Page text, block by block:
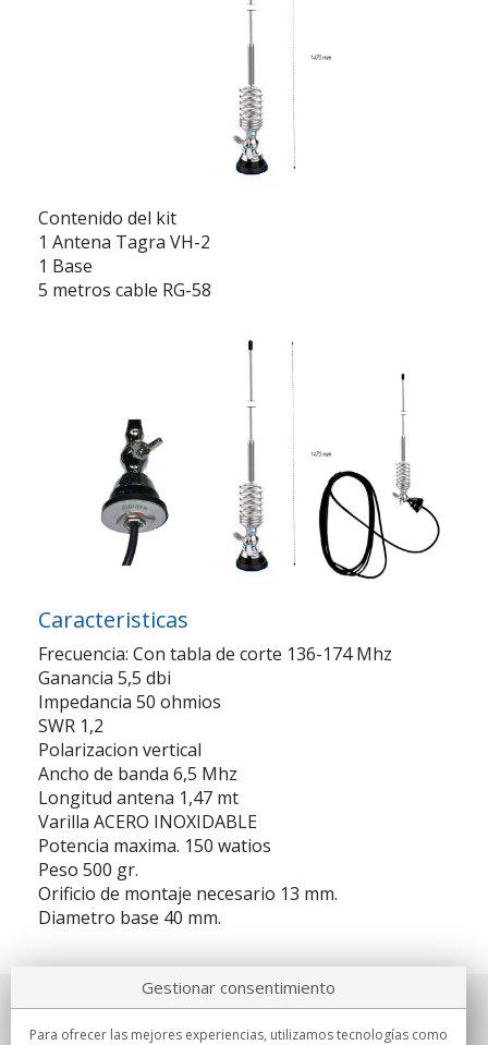
Contenido del kit
1 Antena Tagra VH-2
1 Base
5 metros cable RG-58
Caracteristicas
Frecuencia: Con tabla de corte 136-174 Mhz
Ganancia 5,5 dbi
Impedancia 50 ohmios
SWR 1,2
Polarizacion vertical
Ancho de banda 6,5 Mhz
Longitud antena 1,47 mt
Varilla ACERO INOXIDABLE
Potencia maxima. 150 watios
Peso 500 gr.
Orificio de montaje necesario 13 mm.
Diametro base 40 mm.
Sobre nosotros
Gestionar consentimiento
Para ofrecer las mejores experiencias, utilizamos tecnologías como